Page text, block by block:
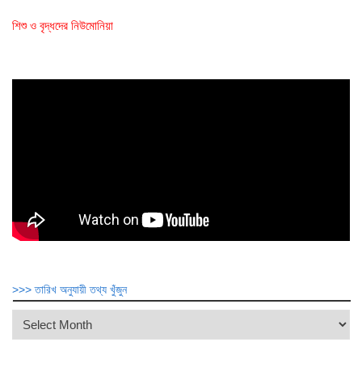
শিশু ও বৃদ্ধদের নিউমোনিয়া
>>> তারিখ অনুযায়ী তথ্য খুঁজুন
>>>